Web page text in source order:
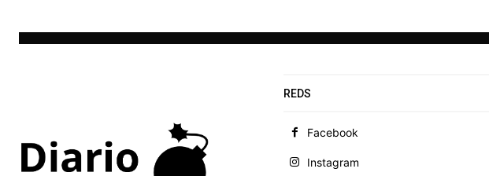
REDS
Facebook
Instagram